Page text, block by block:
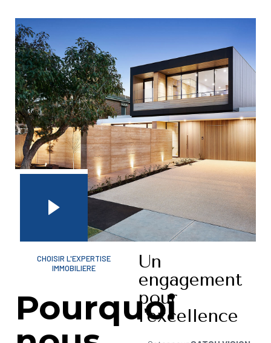
CHOISIR L'EXPERTISE
IMMOBILIERE
Pourquoi
Un
engagement
pour
l'excellence